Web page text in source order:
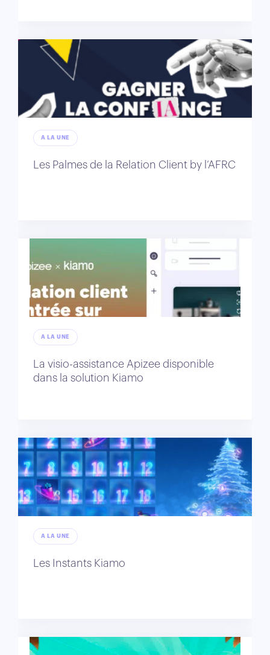
A LA UNE
Les Palmes de la Relation Client by l’AFRC
A LA UNE
La visio-assistance Apizee disponible
dans la solution Kiamo
A LA UNE
Les Instants Kiamo